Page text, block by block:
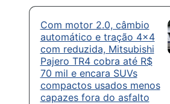
Com motor 2.0, câmbio
automático e tração 4×4
com reduzida, Mitsubishi
Pajero TR4 cobra até R$
70 mil e encara SUVs
compactos usados menos
capazes fora do asfalto